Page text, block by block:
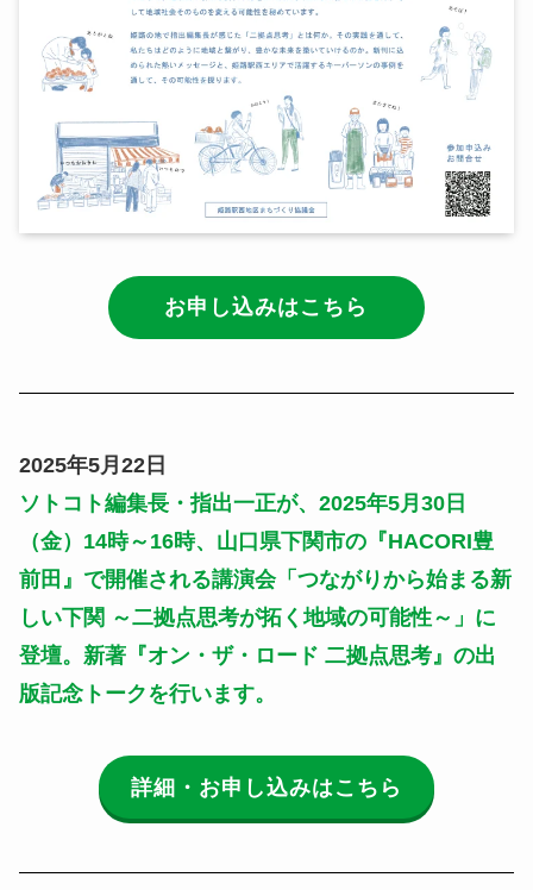
お申し込みはこちら
2025年5月22日
ソトコト編集長・指出一正が、2025年5月30日
（金）14時～16時、山口県下関市の『HACORI豊
前田』で開催される講演会「つながりから始まる新
しい下関 ～二拠点思考が拓く地域の可能性～ 」 に
登壇。 新著『オン・ザ・ロード 二拠点思考』の出
版記念トークを行います。
詳細・お申し込みはこちら